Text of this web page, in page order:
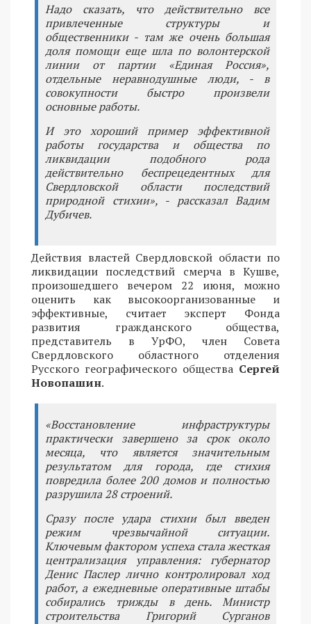
Надо сказать, что действительно все
привлеченные структуры и
общественники - там же очень большая
доля помощи еще шла по волонтерской
линии от партии «Единая Россия»,
отдельные неравнодушные люди, - в
совокупности быстро произвели
основные работы.
И это хороший пример эффективной
работы государства и общества по
ликвидации подобного рода
действительно беспрецедентных для
Свердловской области последствий
природной стихии», - рассказал Вадим
Дубичев.
Действия властей Свердловской области по
ликвидации последствий смерча в Кушве,
произошедшего вечером 22 июня, можно
оценить как высокоорганизованные и
эффективные, считает эксперт Фонда
развития гражданского общества,
представитель в УрФО, член Совета
Свердловского областного отделения
Русского географического общества Сергей
Новопашин.
«Восстановление инфраструктуры
практически завершено за срок около
месяца, что является значительным
результатом для города, где стихия
повредила более 200 домов и полностью
разрушила 28 строений.
Сразу после удара стихии был введен
режим чрезвычайной ситуации.
Ключевым фактором успеха стала жесткая
централизация управления: губернатор
Денис Паслер лично контролировал ход
работ, а ежедневные оперативные штабы
собирались трижды в день. Министр
строительства Григорий Сурганов